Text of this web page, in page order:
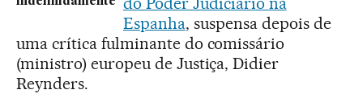
Espanha, suspensa depois de
uma crítica fulminante do comissário
(ministro) europeu de Justiça, Didier
Reynders.